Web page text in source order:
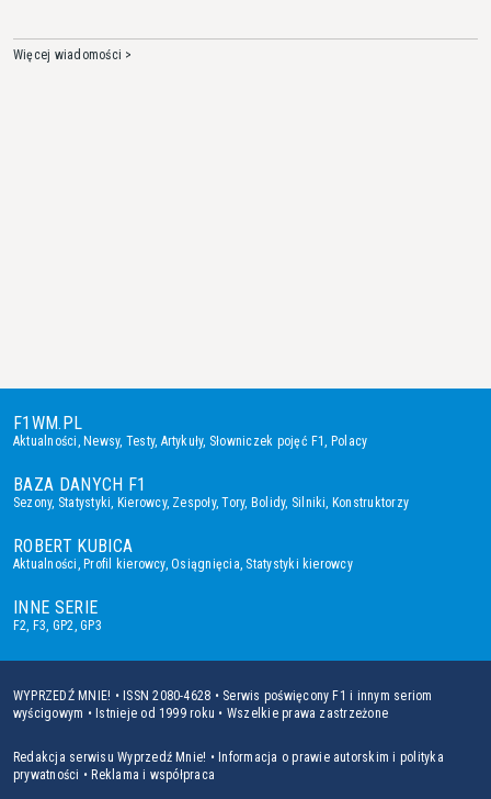
Więcej wiadomości >
F1WM.PL
Aktualności, Newsy, Testy, Artykuły, Słowniczek pojęć F1, Polacy
BAZA DANYCH F1
Sezony, Statystyki, Kierowcy, Zespoły,Tory, Bolidy, Silniki, Konstruktorzy
ROBERT KUBICA
Aktualności, Profil kierowcy,Osiągnięcia, Statystyki kierowcy
INNE SERIE
F2, F3, GP2,GP3
WYPRZEDŹ MNIE! • ISSN 2080-4628 • Serwis poświęcony F1 i innym seriom
wyścigowym • Istnieje od 1999 roku • Wszelkie prawa zastrzeżone
Redakcja serwisu Wyprzedź Mnie! • Informacja o prawie autorskim i polityka
prywatności • Reklama i współpraca